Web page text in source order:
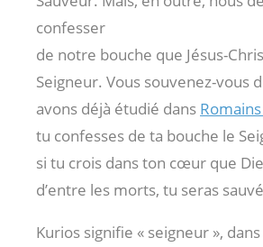
confesser
de notre bouche que Jésus-
Seigneur. Vous souvenez-vous
avons déjà étudié dans
tu confesses de ta bouche le
si tu crois dans ton cœur que
d’entre les morts, tu seras
Kurios signifie « seigneur »,